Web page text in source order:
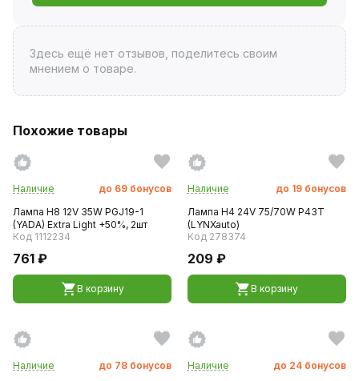
Здесь ещё нет отзывов, поделитесь своим
мнением о товаре.
Похожие товары
Наличие до 69 бонусов
Лампа H8 12V 35W PGJ19-1
(YADA) Extra Light +50%, 2шт
Код 1112234
761 ₽
В корзину
Наличие до 19 бонусов
Лампа H4 24V 75/70W P43T
(LYNXauto)
Код 278374
209 ₽
В корзину
Наличие до 78 бонусов
Наличие до 24 бонусов